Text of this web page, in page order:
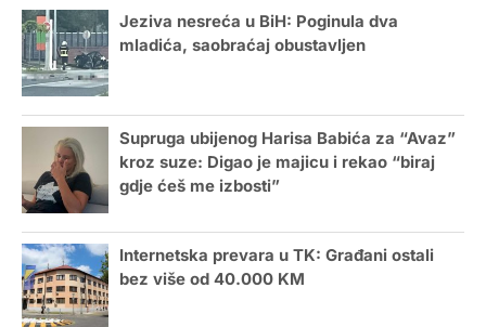
Jeziva nesreća u BiH: Poginula dva
mladića, saobraćaj obustavljen
Supruga ubijenog Harisa Babića za “Avaz”
kroz suze: Digao je majicu i rekao “biraj
gdje ćeš me izbosti”
Internetska prevara u TK: Građani ostali
bez više od 40.000 KM